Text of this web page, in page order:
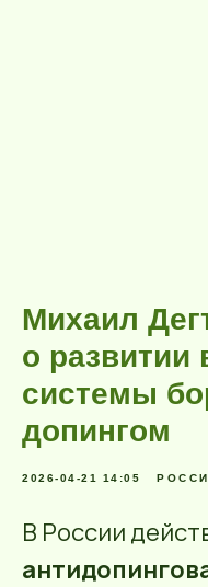
Михаил
о развитии
системы
допингом
2026-04-21 14:05
В России